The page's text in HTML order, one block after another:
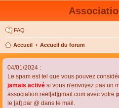
FAQ
Accueil Accueil du forum
04/01/2024 :
Le spam est tel que vous pouvez
jamais activé si vous n'envoyez pas un
association.reel[at]gmail.com avec votre
le [at] par @ dans le mail.